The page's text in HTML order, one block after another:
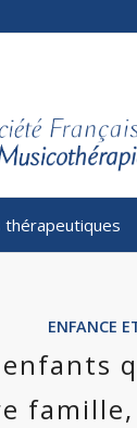
thérapeutiques
ENFANCE
famille,